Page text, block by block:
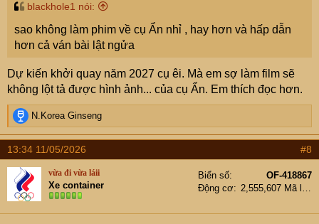
blackhole1 nói:
sao không làm phim về cụ Ẩn nhỉ , hay hơn và hấp dẫn
hơn cả ván bài lật ngửa
Dự kiến khởi quay năm 2027 cụ êi. Mà em sợ làm film sẽ
không lột tả được hình ảnh... của cụ Ẩn. Em thích đọc hơn.
R
e
a
c
t
i
o
n
s
N.Korea Ginseng
13:34 11/05/2026 #8
vừa đi vừa láii
Xe container
Biển số
OF-418867
Động cơ
2,555,607 Mã lực